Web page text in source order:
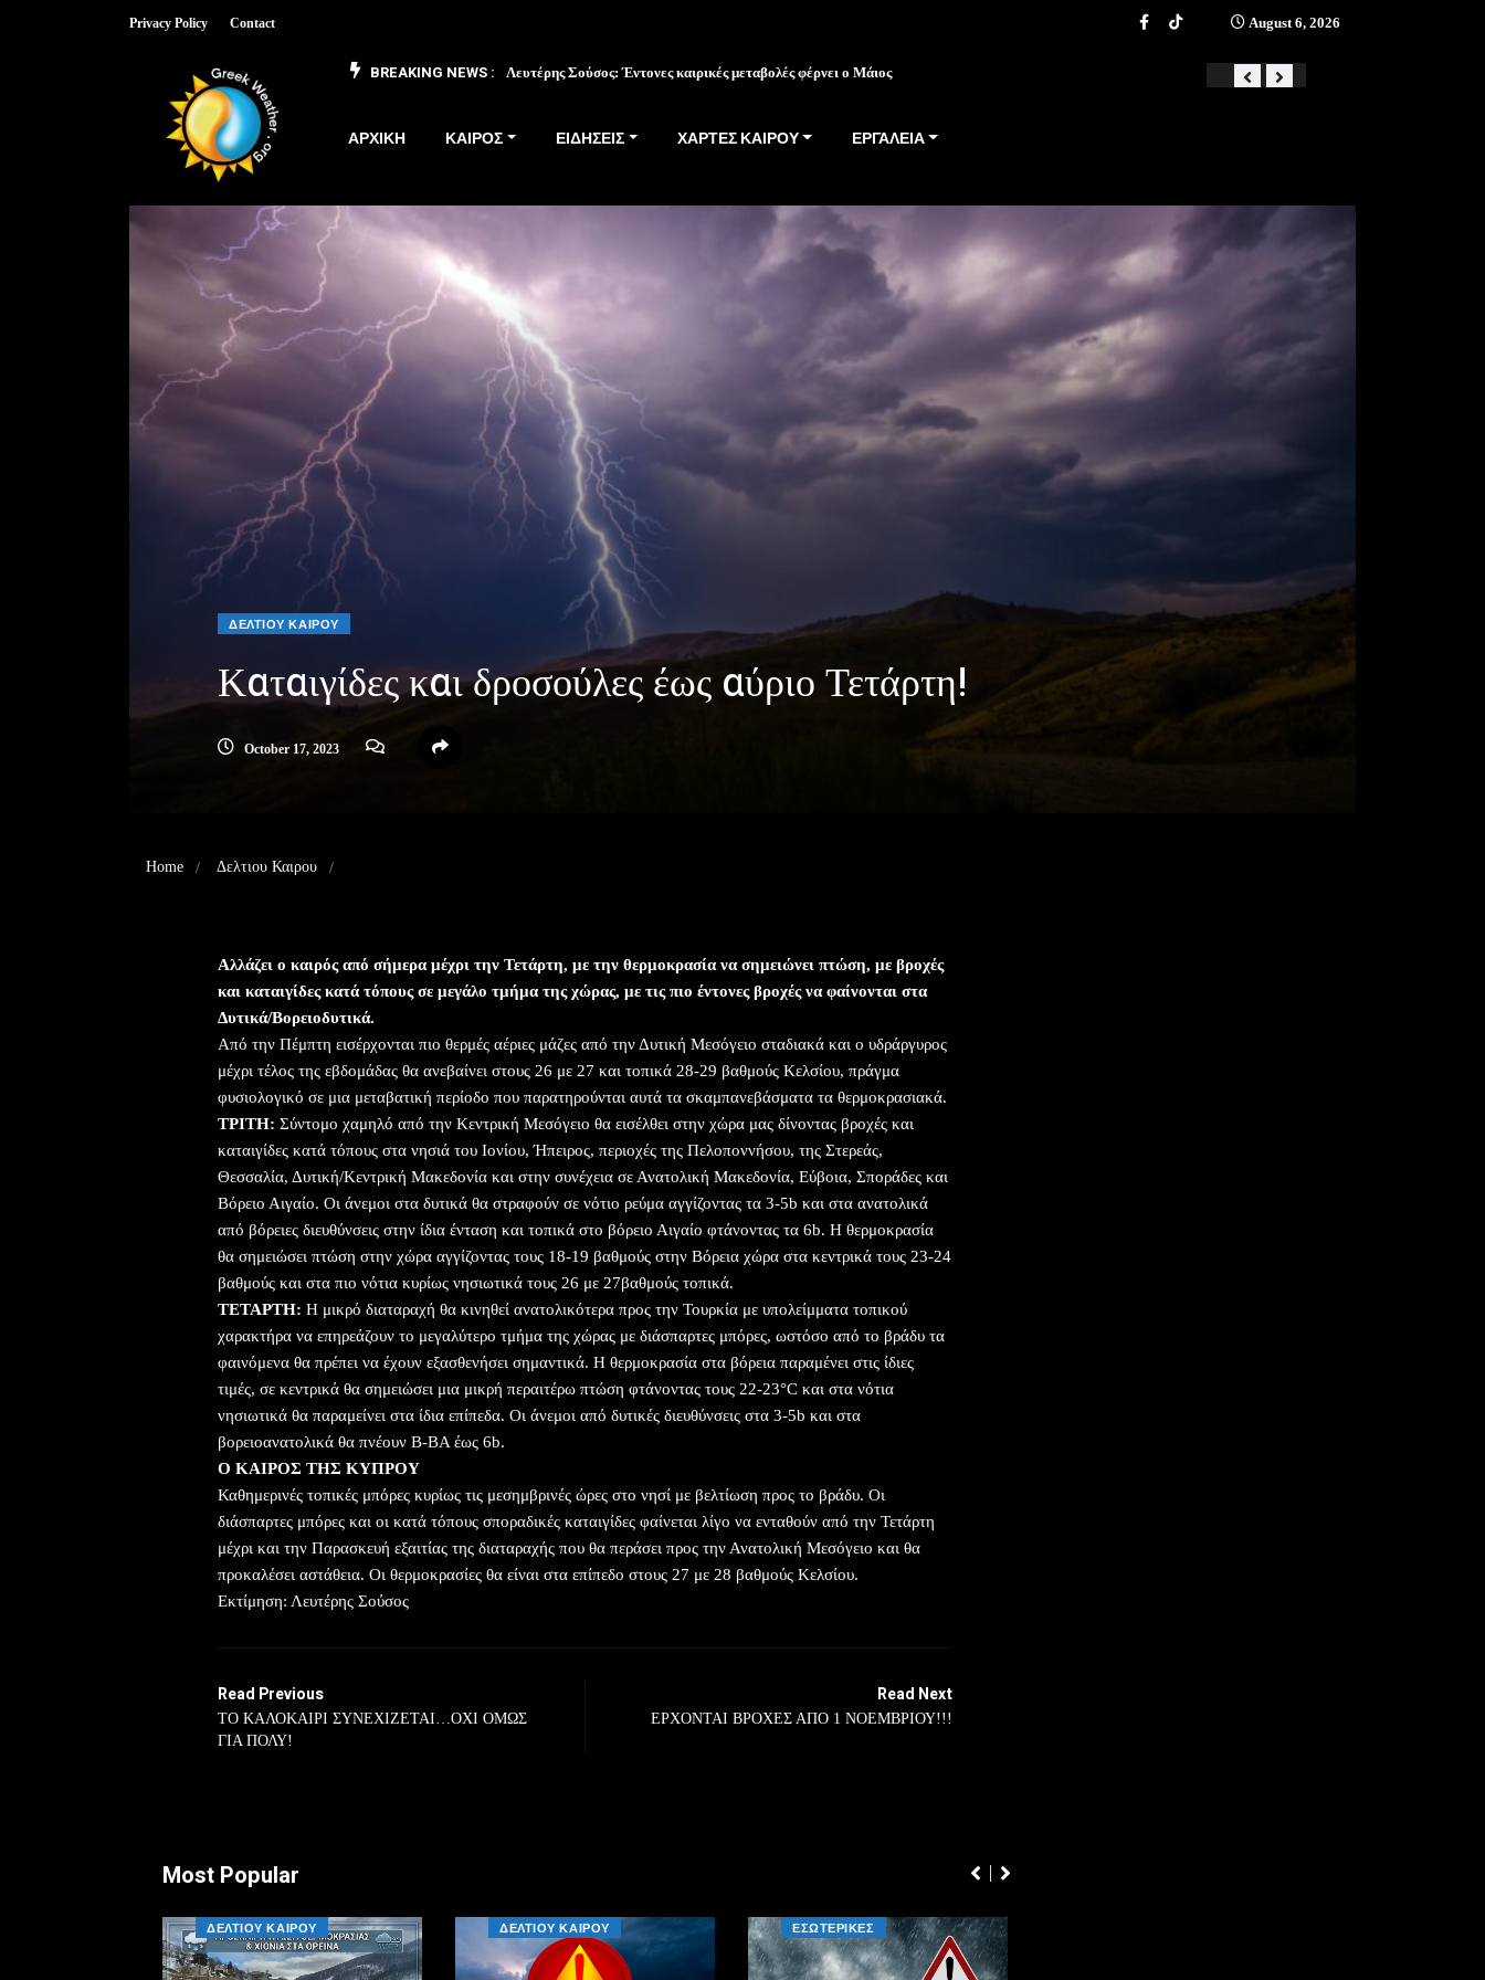
Privacy Policy Contact August 6, 2026
BREAKING NEWS : Λευτέρης Σούσος: Έντονες καιρικές μεταβολές φέρνει ο Μάιος
ΑΡΧΙΚΗ ΚΑΙΡΟΣ ΕΙΔΗΣΕΙΣ ΧΑΡΤΕΣ ΚΑΙΡΟΥ ΕΡΓΑΛΕΙΑ
ΔΕΛΤΙΟΥ ΚΑΙΡΟΥ
Καταιγίδες και δροσούλες έως αύριο Τετάρτη!
October 17, 2023
Home Δελτιου Καιρου
Αλλάζει ο καιρός από σήμερα μέχρι την Τετάρτη, με την θερμοκρασία να σημειώνει πτώση, με βροχές
και καταιγίδες κατά τόπους σε μεγάλο τμήμα της χώρας, με τις πιο έντονες βροχές να φαίνονται στα
Δυτικά/Βορειοδυτικά.
Από την Πέμπτη εισέρχονται πιο θερμές αέριες μάζες από την Δυτική Μεσόγειο σταδιακά και ο υδράργυρος
μέχρι τέλος της εβδομάδας θα ανεβαίνει στους 26 με 27 και τοπικά 28-29 βαθμούς Κελσίου, πράγμα
φυσιολογικό σε μια μεταβατική περίοδο που παρατηρούνται αυτά τα σκαμπανεβάσματα τα θερμοκρασιακά.
ΤΡΙΤΗ: Σύντομο χαμηλό από την Κεντρική Μεσόγειο θα εισέλθει στην χώρα μας δίνοντας βροχές και
καταιγίδες κατά τόπους στα νησιά του Ιονίου, Ήπειρος, περιοχές της Πελοποννήσου, της Στερεάς,
Θεσσαλία, Δυτική/Κεντρική Μακεδονία και στην συνέχεια σε Ανατολική Μακεδονία, Εύβοια, Σποράδες και
Βόρειο Αιγαίο. Οι άνεμοι στα δυτικά θα στραφούν σε νότιο ρεύμα αγγίζοντας τα 3-5b και στα ανατολικά
από βόρειες διευθύνσεις στην ίδια ένταση και τοπικά στο βόρειο Αιγαίο φτάνοντας τα 6b. Η θερμοκρασία
θα σημειώσει πτώση στην χώρα αγγίζοντας τους 18-19 βαθμούς στην Βόρεια χώρα στα κεντρικά τους 23-24
βαθμούς και στα πιο νότια κυρίως νησιωτικά τους 26 με 27βαθμούς τοπικά.
ΤΕΤΑΡΤΗ: Η μικρό διαταραχή θα κινηθεί ανατολικότερα προς την Τουρκία με υπολείμματα τοπικού
χαρακτήρα να επηρεάζουν το μεγαλύτερο τμήμα της χώρας με διάσπαρτες μπόρες, ωστόσο από το βράδυ τα
φαινόμενα θα πρέπει να έχουν εξασθενήσει σημαντικά. Η θερμοκρασία στα βόρεια παραμένει στις ίδιες
τιμές, σε κεντρικά θα σημειώσει μια μικρή περαιτέρω πτώση φτάνοντας τους 22-23°C και στα νότια
νησιωτικά θα παραμείνει στα ίδια επίπεδα. Οι άνεμοι από δυτικές διευθύνσεις στα 3-5b και στα
βορειοανατολικά θα πνέουν Β-ΒΑ έως 6b.
Ο ΚΑΙΡΟΣ ΤΗΣ ΚΥΠΡΟΥ
Καθημερινές τοπικές μπόρες κυρίως τις μεσημβρινές ώρες στο νησί με βελτίωση προς το βράδυ. Οι
διάσπαρτες μπόρες και οι κατά τόπους σποραδικές καταιγίδες φαίνεται λίγο να ενταθούν από την Τετάρτη
μέχρι και την Παρασκευή εξαιτίας της διαταραχής που θα περάσει προς την Ανατολική Μεσόγειο και θα
προκαλέσει αστάθεια. Οι θερμοκρασίες θα είναι στα επίπεδο στους 27 με 28 βαθμούς Κελσίου.
Εκτίμηση: Λευτέρης Σούσος
Read Previous
ΤΟ ΚΑΛΟΚΑΙΡΙ ΣΥΝΕΧΙΖΕΤΑΙ…ΟΧΙ ΟΜΩΣ
ΓΙΑ ΠΟΛΥ!
Read Next
ΕΡΧΟΝΤΑΙ ΒΡΟΧΕΣ ΑΠΟ 1 ΝΟΕΜΒΡΙΟΥ!!!
Most Popular
ΔΕΛΤΙΟΥ ΚΑΙΡΟΥ ΔΕΛΤΙΟΥ ΚΑΙΡΟΥ ΕΣΩΤΕΡΙΚΕΣ